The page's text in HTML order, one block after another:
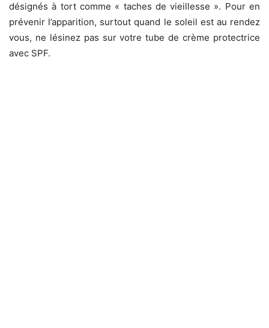
désignés à tort comme « taches de vieillesse ». Pour en
prévenir l’apparition, surtout quand le soleil est au rendez
vous, ne lésinez pas sur votre tube de crème protectrice
avec SPF.